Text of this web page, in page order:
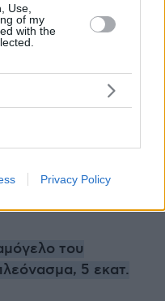
Use,
of my
with the
Privacy Policy
έτοιμοι» για τη
εκ νέου «αν είναι
της
με στιλέτα
του
5 εκατ.